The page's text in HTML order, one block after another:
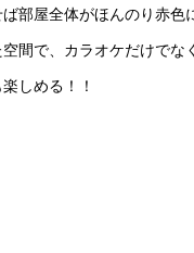
部屋全体がほんのり赤色
間で、カラオケだけでな
しめる！！